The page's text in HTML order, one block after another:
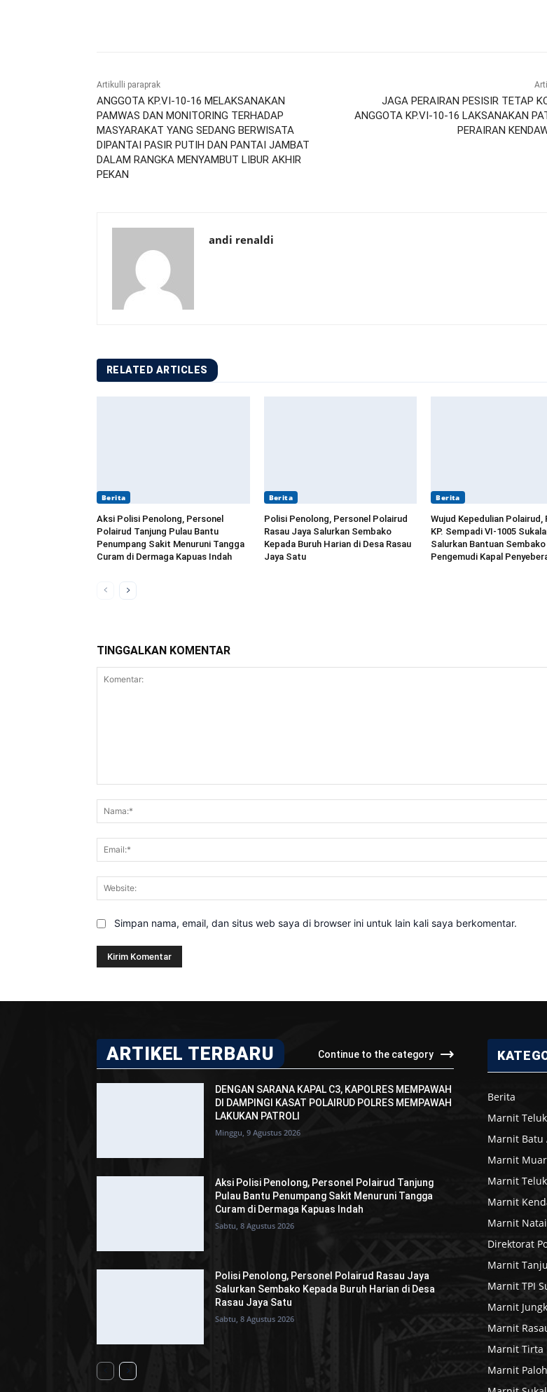
Artikulli paraprak
ANGGOTA KP.VI-10-16 MELAKSANAKAN
PAMWAS DAN MONITORING TERHADAP
MASYARAKAT YANG SEDANG BERWISATA
DIPANTAI PASIR PUTIH DAN PANTAI JAMBAT
DALAM RANGKA MENYAMBUT LIBUR AKHIR
PEKAN
JAGA PERAIRAN PESISIR TETAP
ANGGOTA KP.VI-10-16 LAKSANAKAN
PERAIRAN
andi renaldi
RELATED ARTICLES
Berita
Aksi Polisi Penolong, Personel
Polairud Tanjung Pulau Bantu
Penumpang Sakit Menuruni Tangga
Curam di Dermaga Kapuas Indah
Berita
Polisi Penolong, Personel Polairud
Rasau Jaya Salurkan Sembako
Kepada Buruh Harian di Desa Rasau
Jaya Satu
Berita
Wujud Kepedulian Polairud,
KP. Sempadi VI-1005
Salurkan Bantuan
Pengemudi Kapal
TINGGALKAN KOMENTAR
Simpan nama, email, dan situs web saya di browser ini untuk lain kali saya berkomentar.
ARTIKEL TERBARU Continue to the category
DENGAN SARANA KAPAL C3, KAPOLRES MEMPAWAH
DI DAMPINGI KASAT POLAIRUD POLRES MEMPAWAH
LAKUKAN PATROLI
Minggu, 9 Agustus 2026
Aksi Polisi Penolong, Personel Polairud Tanjung
Pulau Bantu Penumpang Sakit Menuruni Tangga
Curam di Dermaga Kapuas Indah
Sabtu, 8 Agustus 2026
Polisi Penolong, Personel Polairud Rasau Jaya
Salurkan Sembako Kepada Buruh Harian di Desa
Rasau Jaya Satu
Sabtu, 8 Agustus 2026
Berita
Marnit
Marnit Batu
Marnit
Marnit
Marnit
Marnit
Direktorat
Marnit
Marnit TPI
Marnit
Marnit
Marnit Tirta
Marnit Paloh